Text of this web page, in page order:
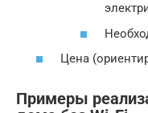
Цена
Примеры